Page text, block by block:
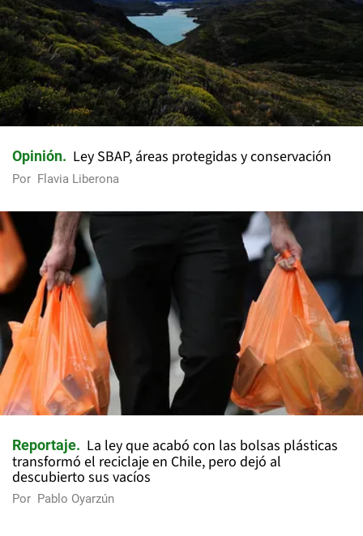
Opinión Ley SBAP, áreas protegidas y conservación
Por Flavia Liberona
Reportaje
La ley que acabó con las bolsas plásticas
transformó el reciclaje en Chile, pero dejó al
descubierto sus vacíos
Por Pablo Oyarzún